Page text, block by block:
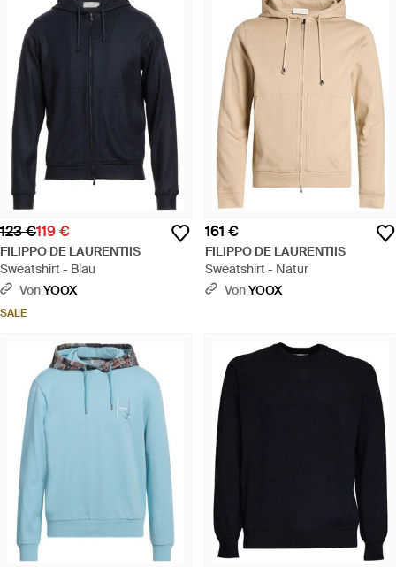
123 €119 €
FILIPPO DE LAURENTIIS
Sweatshirt - Blau
VonYOOX
SALE
161 €
FILIPPO DE LAURENTIIS
Sweatshirt - Natur
VonYOOX